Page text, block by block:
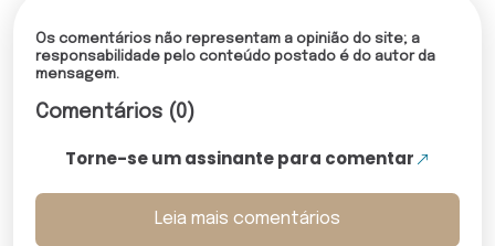
Os comentários não representam a opinião do site; a
responsabilidade pelo conteúdo postado é do autor da
mensagem.
Comentários (0)
Torne-se um assinante para comentar
Leia mais comentários